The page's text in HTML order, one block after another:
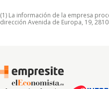
(1) La información de la empresa
dirección Avenida de Europa, 19,